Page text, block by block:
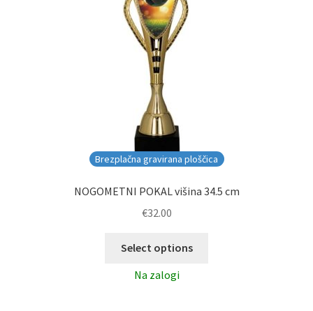
Brezplačna gravirana ploščica
NOGOMETNI POKAL višina 34.5 cm
€32.00
Select options
Na zalogi